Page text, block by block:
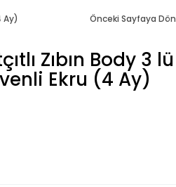
Ay) Önceki Sayfaya Dön
Zıbın Body 3 lü
Ekru (4 Ay)